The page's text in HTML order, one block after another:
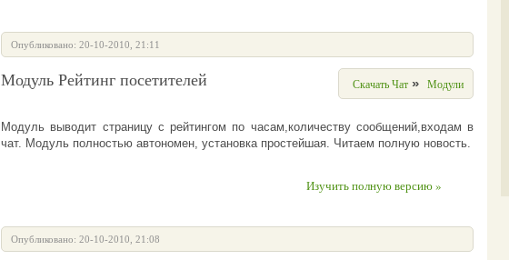
Опубликовано: 20-10-2010, 21:11
Модуль Рейтинг посетителей Скачать Чат » Модули
Модуль выводит страницу с рейтингом по часам,количеству сообщений,входам в
чат. Модуль полностью автономен, установка простейшая. Читаем полную новость.
Изучить полную версию »
Опубликовано: 20-10-2010, 21:08